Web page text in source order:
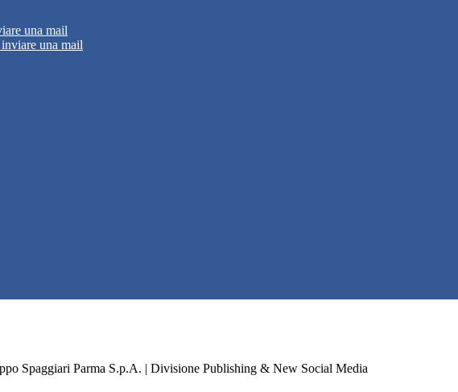
una mail
una mail
Spaggiari Parma S.p.A. | Divisione Publishing & New Social Media